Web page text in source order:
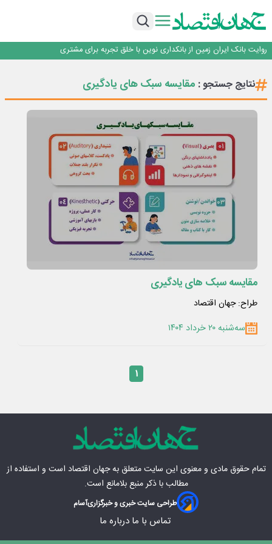
اجرای برنامه تحول بانک با تمرکز بر منابع پایدار، درآمدهای کارمزدی و بازسازی اعتماد
داد
روایت بانک ایران زمین از بانکداری نوین با خلق تجربه برای مشتری
سرپرست اداره کل روابط عمومی بیمه مرکزی منصوب شد
اجرای برنامه تحول بانک با تمرکز بر منابع پایدار، درآمدهای کارمزدی و بازسازی اعتماد
نتایج جستجو : مقایسه سبک های یادگیری
مقایسه سبک های یادگیری
طراح: جهان اقتصاد
سه‌شنبه ۲۰ خرداد ۱۴۰۴
۱
تمام حقوق مادی‌ و معنوی این سایت متعلق بهجهان اقتصاد است و استفاده از
مطالب با ذکر منبع بلامانع است.
طراحی سایت خبری و خبرگزاریآسام
تماس با ما درباره ما